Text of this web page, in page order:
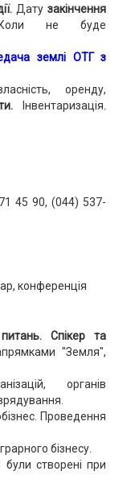
Датузакінчення
Коли не буде
землі ОТГ з
оренду,
Інвентаризація.
45 90, (044) 537-
Спікер та
"Земля",
органів
Проведення
бізнесу.
були створені при